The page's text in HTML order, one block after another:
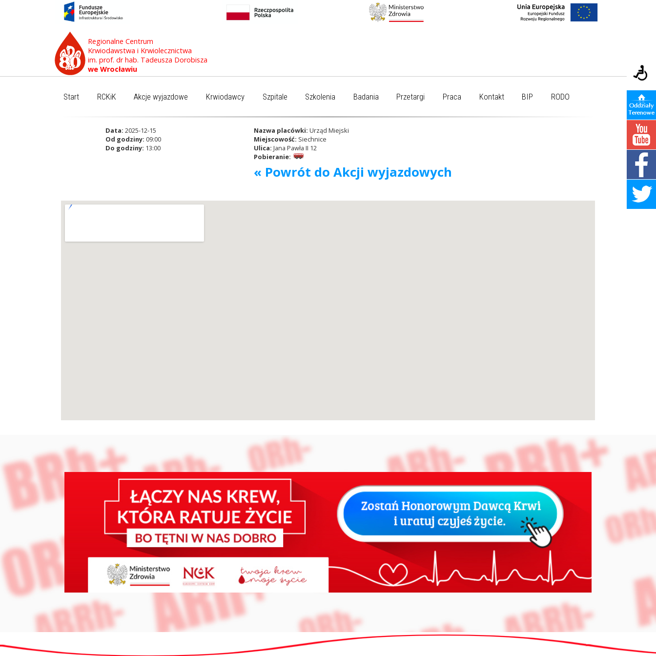
Regionalne Centrum
Krwiodawstwa i Krwiolecznictwa
im. prof. dr hab. Tadeusza Dorobisza
we Wrocławiu
Start RCKiK Akcje wyjazdowe Krwiodawcy Szpitale Szkolenia Badania Przetargi Praca Kontakt BIP RODO
Data: 2025-12-15
Od godziny: 09:00
Do godziny: 13:00
Nazwa placówki: Urząd Miejski
Miejscowość: Siechnice
Ulica: Jana Pawła II 12
Pobieranie:
« Powrót do Akcji wyjazdowych